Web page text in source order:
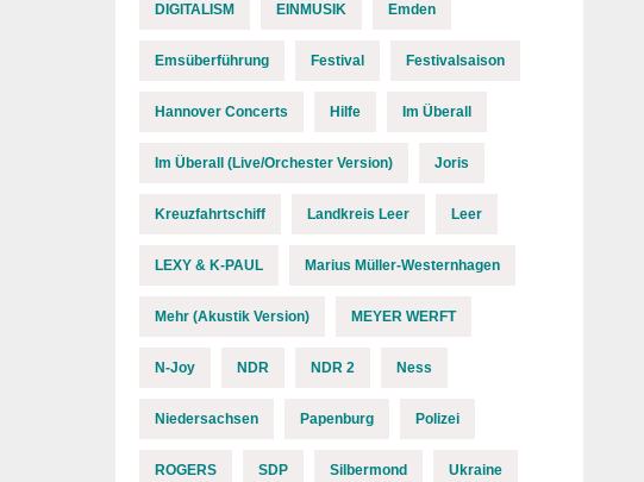
DIGITALISM EINMUSIK Emden
Emsüberführung Festival Festivalsaison
Hannover Concerts Hilfe Im Überall
Im Überall (Live/Orchester Version) Joris
Kreuzfahrtschiff Landkreis Leer Leer
LEXY & K-PAUL Marius Müller-Westernhagen
Mehr (Akustik Version) MEYER WERFT
N-Joy NDR NDR 2 Ness
Niedersachsen Papenburg Polizei
ROGERS SDP Silbermond Ukraine